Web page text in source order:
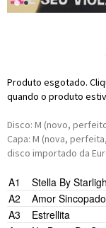
Produto esgotado.
quando o produto
Disco: M (novo,
Capa: M (nova,
disco importado da
A1
Stella By
A2
Amor Sincopado
A3
Estrellita